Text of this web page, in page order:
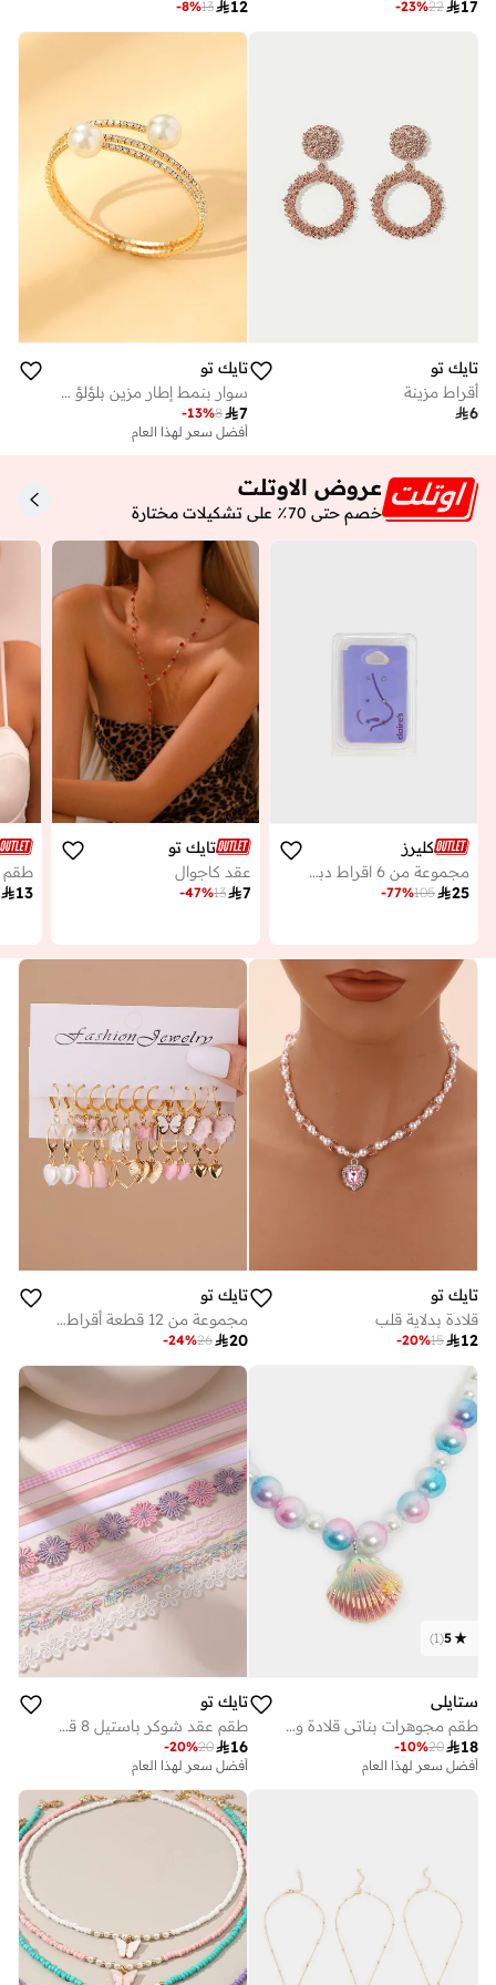
17
22
-23%
12
13
-8%
تايك تو
أقراط مزينة
6
تايك تو
سوار بنمط إطار مزين بلؤلؤ صناعي
7
8
-13%
أفضل سعر لهذا العام
عروض الاوتلت
خصم حتى 70٪ على تشكيلات مختارة
كليرز
مجموعة من 6 اقراط دبوسية
25
105
-77%
تايك تو
عقد كاجوال
7
13
-47%
13
تايك تو
قلادة بدلاية قلب
12
15
-20%
تايك تو
مجموعة من 12 قطعة أقراط دلايات بتفاصيل قلب وفراشة
20
26
-24%
5
(
1
)
ستايلي
طقم مجوهرات بناتي قلادة وسوار بلؤلؤ وصدف
18
20
-10%
أفضل سعر لهذا العام
تايك تو
طقم عقد شوكر باستيل 8 قطع
16
20
-20%
أفضل سعر لهذا العام